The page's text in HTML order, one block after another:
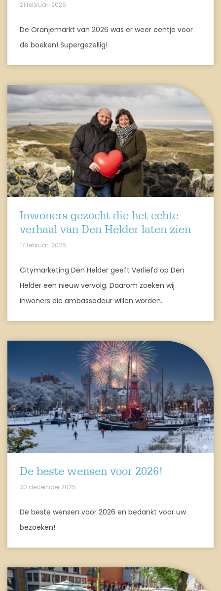
21 februari 2026
De Oranjemarkt van 2026 was er weer eentje voor
de boeken! Supergezellig!
Inwoners gezocht die het echte
verhaal van Den Helder laten zien
17 februari 2026
Citymarketing Den Helder geeft Verliefd op Den
Helder een nieuw vervolg. Daarom zoeken wij
inwoners die ambassadeur willen worden.
De beste wensen voor 2026!
30 december 2025
De beste wensen voor 2026 en bedankt voor uw
bezoeken!